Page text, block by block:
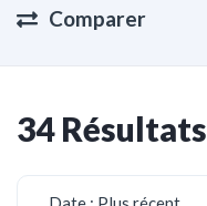
Comparer
34 Résultats